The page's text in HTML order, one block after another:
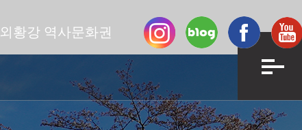
외황강 역사문화권